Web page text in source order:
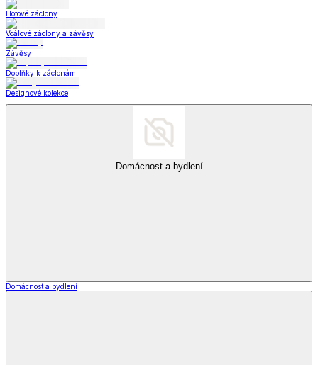
Hotové záclony
Voálové záclony a závěsy
Závěsy
Doplňky k záclonám
Designové kolekce
Domácnost a bydlení
Domácnost a bydlení